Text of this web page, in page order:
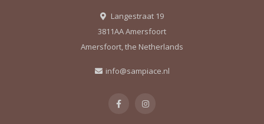
Langestraat 19
3811AA Amersfoort
Amersfoort, the Netherlands
info@sampiace.nl